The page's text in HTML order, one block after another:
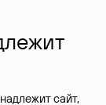
сайт,